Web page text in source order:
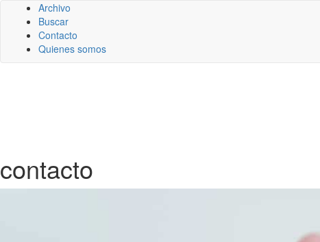
Archivo
Buscar
Contacto
Quienes somos
contacto